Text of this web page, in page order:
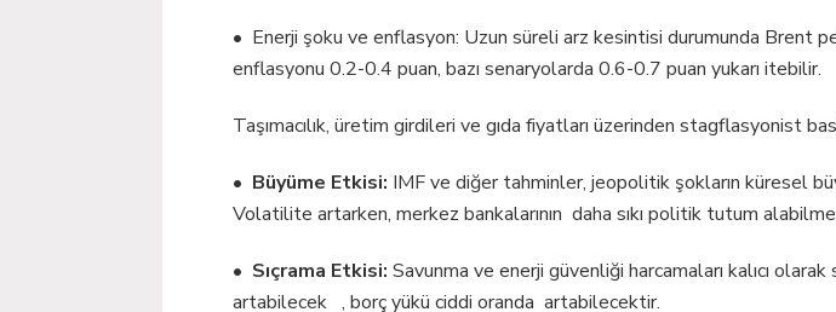
• Enerji şoku ve enflasyon: Uzun süreli arz kesintisi durumunda Brent
enflasyonu 0.2-0.4 puan, bazı senaryolarda 0.6-0.7 puan yukarı itebilir.
Taşımacılık, üretim girdileri ve gıda fiyatları üzerinden stagflasyonist
• Büyüme Etkisi: IMF ve diğer tahminler, jeopolitik şokların küresel
Volatilite artarken, merkez bankalarının daha sıkı politik tutum
• Sıçrama Etkisi: Savunma ve enerji güvenliği harcamaları kalıcı
artabilecek , borç yükü ciddi oranda artabilecektir.